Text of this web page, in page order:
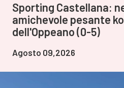
Sporting Castellana:
amichevole pesante
dell'Oppeano (0-5)
Agosto 09,2026